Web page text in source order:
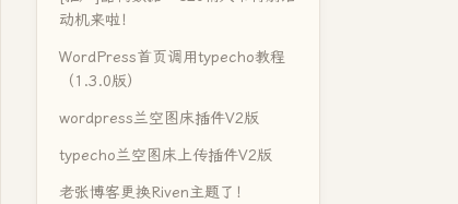
动机来啦！
WordPress首页调用typecho教程
（1.3.0版）
wordpress兰空图床插件V2版
typecho兰空图床上传插件V2版
老张博客更换Riven主题了！